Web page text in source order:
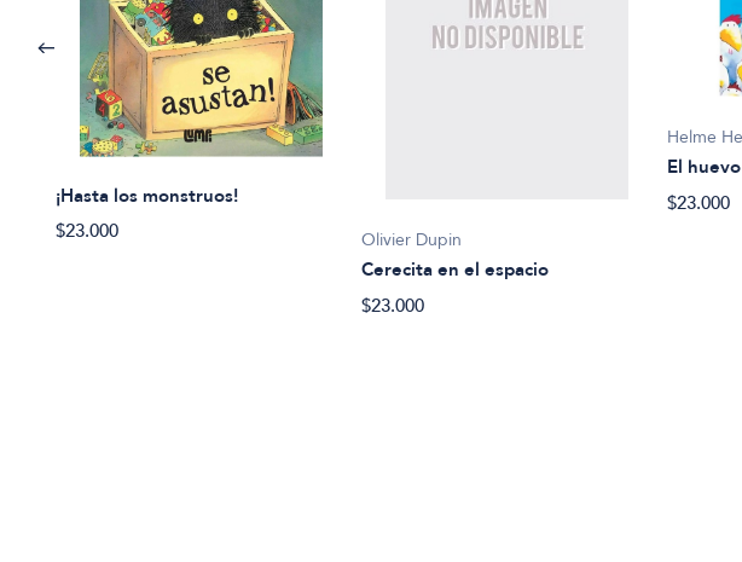
¡Hasta los monstruos!
$23.000
Olivier Dupin
Cerecita en el espacio
$23.000
Helme
El
$23.000